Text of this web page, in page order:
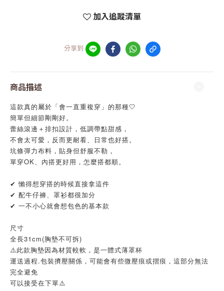
加入追蹤清單
分享到
商品描述
這款真的屬於「會一直重複穿」的那種🤍
簡單但細節剛剛好。
蕾絲滾邊＋排扣設計，低調帶點甜感，
不會太可愛，反而更耐看、日常也好搭。
坑條彈力布料，貼身但舒服不勒，
單穿OK、內搭更好用，怎麼搭都順。
✔ 懶得想穿搭的時候直接拿這件
✔ 配牛仔褲、罩衫都很加分
✔ 一不小心就會想包色的基本款
尺寸
全長31cm(胸墊不可拆)
⚠️此款胸墊因為材質較軟，是一體式薄罩杯
運送過程.包裝擠壓關係，可能會有些微壓痕或摺痕，這部分無法
完全避免
可以接受在下單⚠️